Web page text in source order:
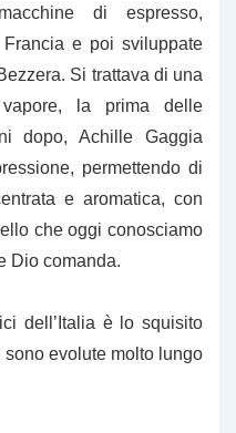
di espresso,
e poi sviluppate
Si trattava di una
la prima delle
dopo, Achille Gaggia
permettendo di
e aromatica, con
che oggi conosciamo
Dio comanda.
dell’Italia è lo squisito
evolute molto lungo